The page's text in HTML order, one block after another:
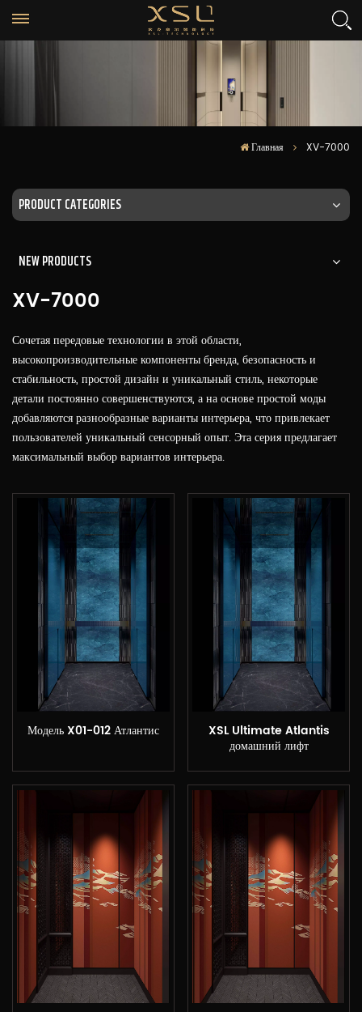
Главная XV-7000
PRODUCT CATEGORIES
NEW PRODUCTS
XV-7000
Сочетая передовые технологии в этой области,
высокопроизводительные компоненты бренда, безопасность и
стабильность, простой дизайн и уникальный стиль, некоторые
детали постоянно совершенствуются, а на основе простой моды
добавляются разнообразные варианты интерьера, что привлекает
пользователей уникальный сенсорный опыт. Эта серия предлагает
максимальный выбор вариантов интерьера.
Модель X01-012 Атлантис XSL Ultimate Atlantis
домашний лифт